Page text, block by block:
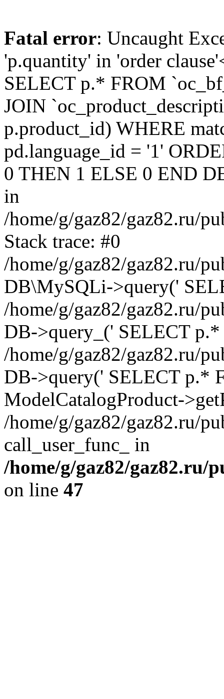
Fatal error: Uncaught
'p.quantity' in 'order
SELECT p.* FROM
JOIN
p.product_id) WHERE
pd.language_id = '1'
0 THEN 1 ELSE 0 END
in
/home/g/gaz82/gaz82.ru/
Stack trace: #0
/home/g/gaz82/gaz82.ru/
DB\MySQLi->query('
/home/g/gaz82/gaz82.ru/
DB->query_(' SELECT
/home/g/gaz82/gaz82.ru/
DB->query(' SELECT p.*
ModelCatalogProduct-
/home/g/gaz82/gaz82.ru/
call_user_func_ in
/home/g/gaz82/
on line 47